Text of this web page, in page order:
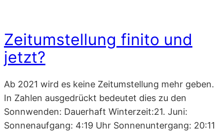
Zeitumstellung finito und
jetzt?
Ab 2021 wird es keine Zeitumstellung mehr geben.
In Zahlen ausgedrückt bedeutet dies zu den
Sonnwenden: Dauerhaft Winterzeit:21. Juni:
Sonnenaufgang: 4:19 Uhr Sonnenuntergang: 20:11